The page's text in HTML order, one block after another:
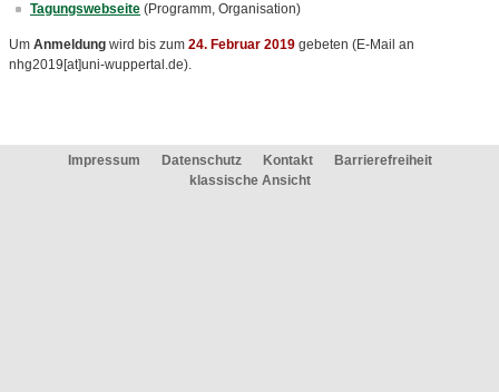
Tagungswebseite (Programm, Organisation)
Um Anmeldung wird bis zum 24. Februar 2019 gebeten (E-Mail an
nhg2019[at]uni-wuppertal.de).
Impressum Datenschutz Kontakt
Barrierefreiheit
klassische Ansicht